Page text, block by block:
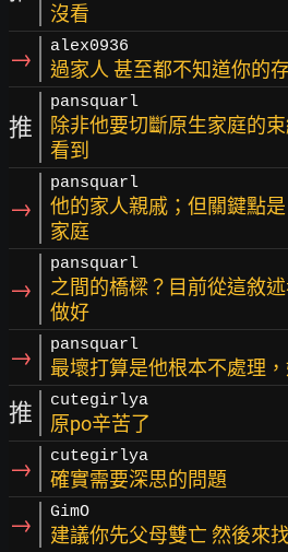
沒看
→ alex0936
過家人 甚至都不知道你的
推
pansquarl
除非他要切斷原生家庭的
看到
→
pansquarl
他的家人親戚；但關鍵點
家庭
→
pansquarl
之間的橋樑？目前從這敘
做好
→ pansquarl
最壞打算是他根本不處理
推 cutegirlya
原po辛苦了
→ cutegirlya
確實需要深思的問題
→ GimO
建議你先父母雙亡 然後來